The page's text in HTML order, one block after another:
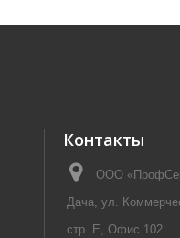
Контакты
ООО
Дача, ул.
стр. Е, Офис 102